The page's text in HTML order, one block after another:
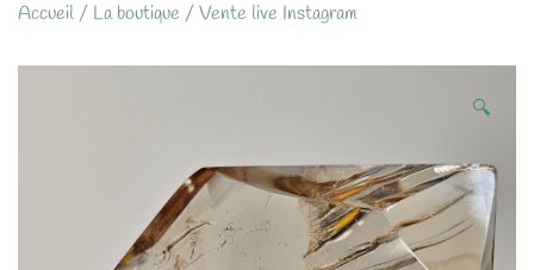
Accueil / La boutique / Vente live Instagram
🔍